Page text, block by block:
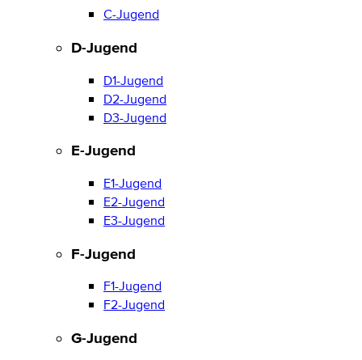
C-Jugend
D-Jugend
D1-Jugend
D2-Jugend
D3-Jugend
E-Jugend
E1-Jugend
E2-Jugend
E3-Jugend
F-Jugend
F1-Jugend
F2-Jugend
G-Jugend